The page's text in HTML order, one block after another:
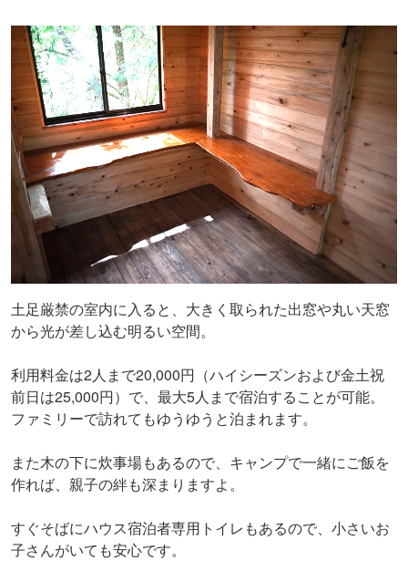
土足厳禁の室内に入ると、大きく取られた出窓や丸い天窓
から光が差し込む明るい空間。
利用料金は2人まで20,000円（ハイシーズンおよび金土祝
前日は25,000円）で、最大5人まで宿泊することが可能。
ファミリーで訪れてもゆうゆうと泊まれます。
また木の下に炊事場もあるので、キャンプで一緒にご飯を
作れば、親子の絆も深まりますよ。
すぐそばにハウス宿泊者専用トイレもあるので、小さいお
子さんがいても安心です。